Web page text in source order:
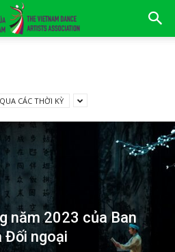
CÁC THỜI KỲ
năm 2023 của Ban
Đối ngoại